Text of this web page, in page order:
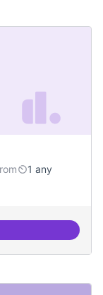
1 any